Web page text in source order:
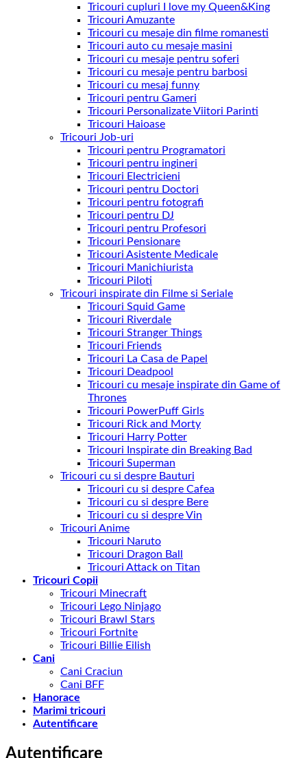
Tricouri cupluri I love my Queen&King
Tricouri Amuzante
Tricouri cu mesaje din filme romanesti
Tricouri auto cu mesaje masini
Tricouri cu mesaje pentru soferi
Tricouri cu mesaje pentru barbosi
Tricouri cu mesaj funny
Tricouri pentru Gameri
Tricouri Personalizate Viitori Parinti
Tricouri Haioase
Tricouri Job-uri
Tricouri pentru Programatori
Tricouri pentru ingineri
Tricouri Electricieni
Tricouri pentru Doctori
Tricouri pentru fotografi
Tricouri pentru DJ
Tricouri pentru Profesori
Tricouri Pensionare
Tricouri Asistente Medicale
Tricouri Manichiurista
Tricouri Piloti
Tricouri inspirate din Filme si Seriale
Tricouri Squid Game
Tricouri Riverdale
Tricouri Stranger Things
Tricouri Friends
Tricouri La Casa de Papel
Tricouri Deadpool
Tricouri cu mesaje inspirate din Game of
Thrones
Tricouri PowerPuff Girls
Tricouri Rick and Morty
Tricouri Harry Potter
Tricouri Inspirate din Breaking Bad
Tricouri Superman
Tricouri cu si despre Bauturi
Tricouri cu si despre Cafea
Tricouri cu si despre Bere
Tricouri cu si despre Vin
Tricouri Anime
Tricouri Naruto
Tricouri Dragon Ball
Tricouri Attack on Titan
Tricouri Copii
Tricouri Minecraft
Tricouri Lego Ninjago
Tricouri Brawl Stars
Tricouri Fortnite
Tricouri Billie Eilish
Cani
Cani Craciun
Cani BFF
Hanorace
Marimi tricouri
Autentificare
Autentificare